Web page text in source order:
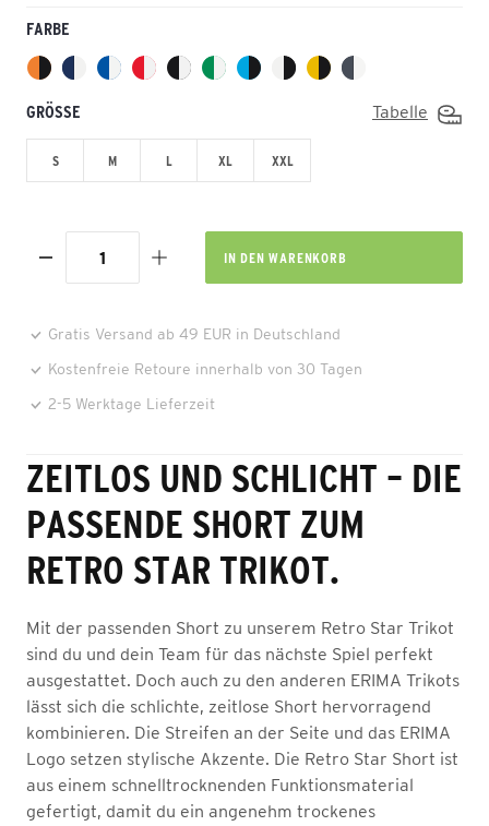
FARBE
GRÖSSE Tabelle
S M L XL XXL
IN DEN WARENKORB
Gratis Versand ab 49 EUR in Deutschland
Kostenfreie Retoure innerhalb von 30 Tagen
2-5 Werktage Lieferzeit
ZEITLOS UND SCHLICHT – DIE
PASSENDE SHORT ZUM
RETRO STAR TRIKOT.
Mit der passenden Short zu unserem Retro Star Trikot
sind du und dein Team für das nächste Spiel perfekt
ausgestattet. Doch auch zu den anderen ERIMA Trikots
lässt sich die schlichte, zeitlose Short hervorragend
kombinieren. Die Streifen an der Seite und das ERIMA
Logo setzen stylische Akzente. Die Retro Star Short ist
aus einem schnelltrocknenden Funktionsmaterial
gefertigt, damit du ein angenehm trockenes